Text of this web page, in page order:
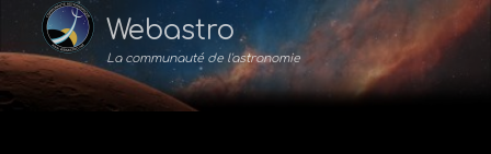
Webastro
La communauté de l'astronomie